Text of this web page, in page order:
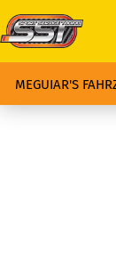
MEGUIAR'S